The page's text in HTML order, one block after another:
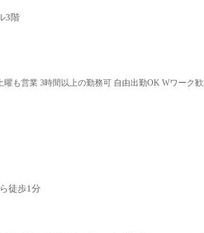
3階
も営業 3時間以上の勤務可 自由出勤OK Wワーク歓
徒歩1分